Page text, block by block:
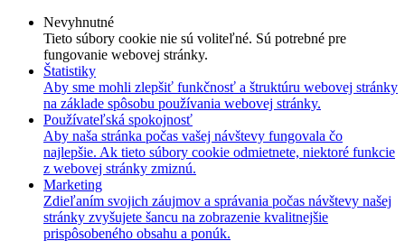
Nevyhnutné
Tieto súbory cookie nie sú voliteľné. Sú potrebné pre
fungovanie webovej stránky.
Štatistiky
Aby sme mohli zlepšiť funkčnosť a štruktúru webovej stránky
na základe spôsobu používania webovej stránky.
Používateľská spokojnosť
Aby naša stránka počas vašej návštevy fungovala čo
najlepšie. Ak tieto súbory cookie odmietnete, niektoré funkcie
z webovej stránky zmiznú.
Marketing
Zdieľaním svojich záujmov a správania počas návštevy našej
stránky zvyšujete šancu na zobrazenie kvalitnejšie
prispôsobeného obsahu a ponúk.